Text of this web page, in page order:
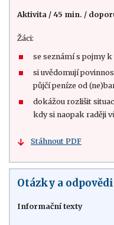
Aktivita / 45 min. /
Žáci:
se seznámí s pojmy
si uvědomují
půjčí peníze od
dokážou rozlišit
kdy si naopak raději
Stáhnout PDF
Otázky a odpovědi
Informační texty